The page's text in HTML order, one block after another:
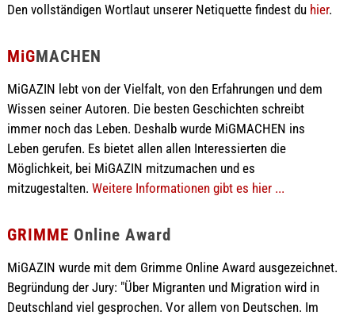
Den vollständigen Wortlaut unserer Netiquette findest du hier.
MiGMACHEN
MiGAZIN lebt von der Vielfalt, von den Erfahrungen und dem
Wissen seiner Autoren. Die besten Geschichten schreibt
immer noch das Leben. Deshalb wurde MiGMACHEN ins
Leben gerufen. Es bietet allen allen Interessierten die
Möglichkeit, bei MiGAZIN mitzumachen und es
mitzugestalten. Weitere Informationen gibt es hier ...
GRIMME Online Award
MiGAZIN wurde mit dem Grimme Online Award ausgezeichnet.
Begründung der Jury: "Über Migranten und Migration wird in
Deutschland viel gesprochen. Vor allem von Deutschen. Im